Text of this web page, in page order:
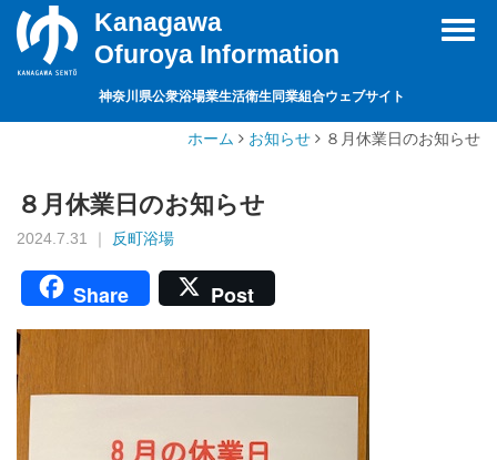
Kanagawa
Ofuroya Information
神奈川県公衆浴場業生活衛生同業組合ウェブサイト
ホーム お知らせ ８月休業日のお知らせ
８月休業日のお知らせ
2024.7.31 ｜ 反町浴場
Share Post